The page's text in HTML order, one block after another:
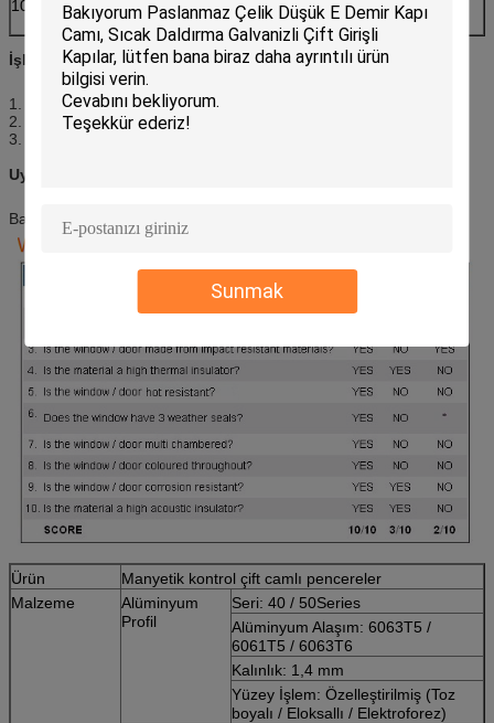
Sunmak
10.Assemble.MethodSiparişi teyit ettikten sonra kapımızın montaj
yöntemini size göndeririz.
İşlev:
1. Eşsiz ısı yalıtım performansı, enerji tasarrufu.
2. İyi görünüm, hava geçirmez, su geçirmez ve ses geçirmez.
3. Daha fazla kanat var.
Uygulama:
Balkonlar, villalar, oteller vs.
Ürün
Manyetik kontrol çift camlı pencereler
Malzeme
Alüminyum
Profil
Seri: 40 / 50Series
Alüminyum Alaşım: 6063T5 /
6061T5 / 6063T6
Kalınlık: 1,4 mm
Yüzey İşlem: Özelleştirilmiş (Toz
boyalı / Eloksallı / Elektroforez)